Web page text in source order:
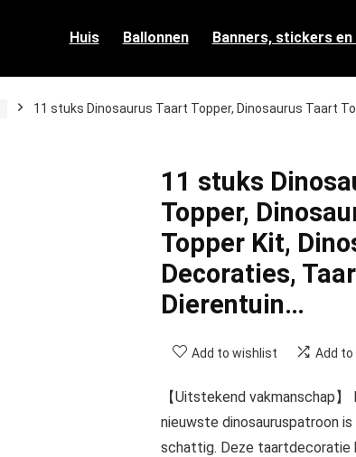
Huis Ballonnen Banners, stickers
11 stuks Dinosaurus Taart Topper, Dinosaurus Taart
11 stuks
Topper,
Topper Kit,
Decoraties,
Dierentuin…
Add to wishlist Add
【Uitstekend vakmanschap
nieuwste dinosauruspatroon
schattig. Deze taartdecoratie